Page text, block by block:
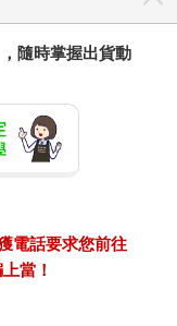
隨時掌握出貨動
電話要求您前往
當！